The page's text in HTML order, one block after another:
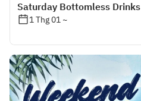
Saturday Bottomless Drinks
1 Thg 01 ~